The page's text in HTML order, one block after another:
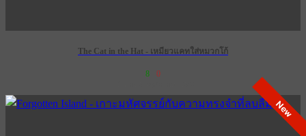
The Cat in the Hat - เหมียวแคทใส่หมวกโก้
8 0
New